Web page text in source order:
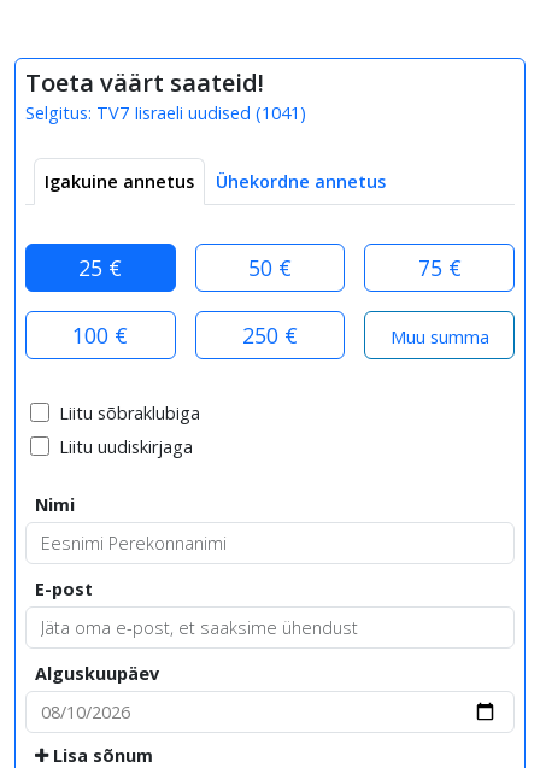
Toeta väärt saateid!
Selgitus: TV7 Iisraeli uudised (1041 )
Igakuine annetus Ühekordne annetus
25 € 50 € 75 €
100 € 250 €
Liitu sõbraklubiga
Liitu uudiskirjaga
Nimi
E-post
Alguskuupäev
Lisa sõnum